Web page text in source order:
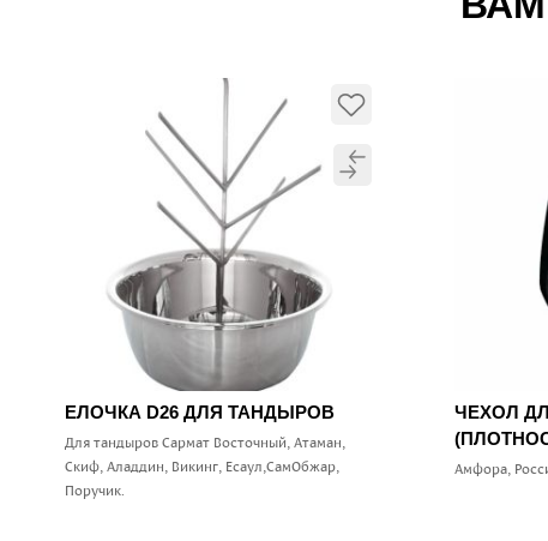
ЕЛОЧКА D26 ДЛЯ ТАНДЫРОВ
Для тандыров Сармат Восточный, Атаман,
Скиф, Аладдин, Викинг, Есаул,СамОбжар,
Поручик.
ЧЕХОЛ
Амфора,